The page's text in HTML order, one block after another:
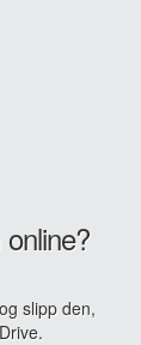
slipp den,